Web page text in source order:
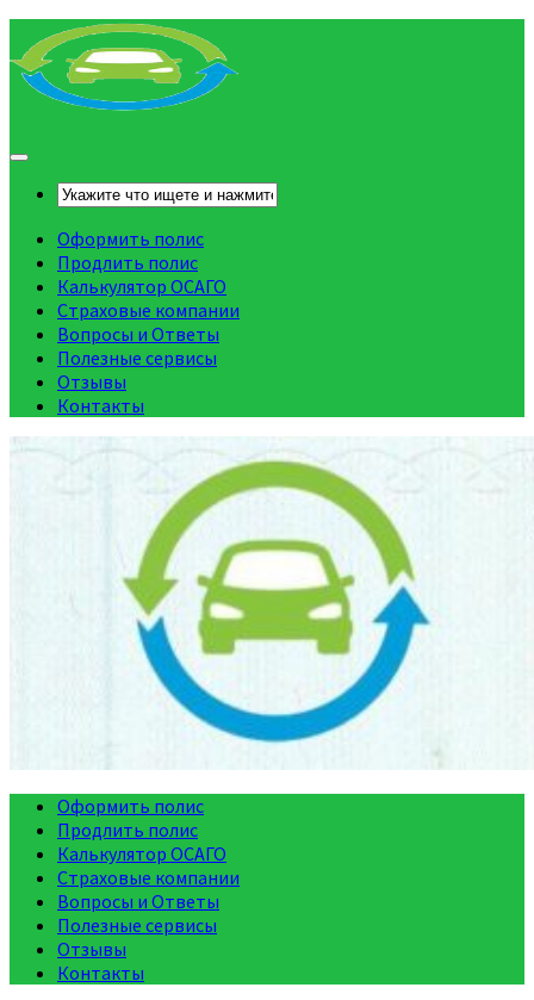
Оформить полис
Продлить полис
Калькулятор ОСАГО
Страховые компании
Вопросы и Ответы
Полезные сервисы
Отзывы
Контакты
Оформить полис
Продлить полис
Калькулятор ОСАГО
Страховые компании
Вопросы и Ответы
Полезные сервисы
Отзывы
Контакты